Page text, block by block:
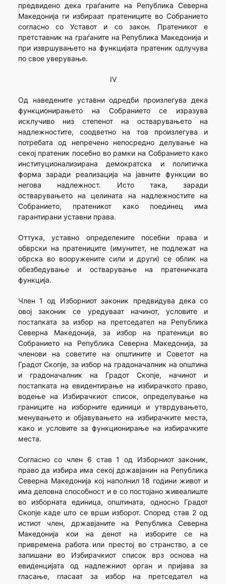
предвидено дека граѓаните на Република Северна
Македонија ги избираат пратениците во Собранието
согласно со Уставот и со закон. Пратеникот е
претставник на граѓаните на Република Македонија и
при извршувањето на функцијата пратеник одлучува
по свое уверување.
IV
Од наведените уставни одредби произлегува дека
функционирањето на Собранието се изразува
исклучиво низ степенот на остварувањето на
надлежностите, соодветно на тоа произлегува и
потребата од непречено непосредно делување на
секој пратеник посебно во рамки на Собранието како
институционализирана демократска и политичка
форма заради реализација на јавните функции во
негова надлежност. Исто така, заради
остварувањето на целината на надлежностите на
Собранието, пратеникот како поединец има
гарантирани уставни права.
Оттука, уставно определените посебни права и
обврски на пратениците (имунитет, не подлежат на
обрска во вооружените сили и други) се облик на
обезбедување и остварување на пратеничката
функција.
Член 1 од Изборниот законик предвидува дека со
овој законик се уредуваат начинот, условите и
постапката за избор на претседател на Република
Северна Македонија, за избор на пратеници во
Собранието на Република Северна Македонија, за
членови на советите на општините и Советот на
Градот Скопје, за избор на градоначалник на општина
и градоначалник на Градот Скопје, начинот и
постапката на евидентирање на избирачкото право,
водење на Избирачкиот список, определување на
границите на изборните единици и утврдувањето,
менувањето и објавувањето на избирачките места,
како и условите за функционирање на избирачките
места.
Согласно со член 6 став 1 од Изборниот законик,
право да избира има секој државјанин на Република
Северна Македонија кој наполнил 18 години живот и
има деловна способност и е со постојано живеалиште
во изборната единица, општината, односно Градот
Скопје каде што се врши изборот. Според став 2 од
истиот член, државјаните на Република Северна
Македонија кои на денот на изборите се на
привремена работа или престој во странство, а се
запишани во Избирачкиот список врз основа на
евиденцијата од надлежниот орган и пријава за
гласање, гласаат за избор на претседател на